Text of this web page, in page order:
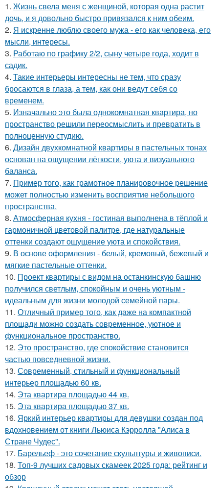
1. Жизнь свела меня с женщиной, которая одна растит
дочь, и я довольно быстро привязался к ним обеим.
2. Я искренне люблю своего мужа - его как человека, его
мысли, интересы.
3. Работаю по графику 2/2, сыну четыре года, ходит в
садик.
4. Такие интерьеры интересны не тем, что сразу
бросаются в глаза, а тем, как они ведут себя со
временем.
5. Изначально это была однокомнатная квартира, но
пространство решили переосмыслить и превратить в
полноценную студию.
6. Дизайн двухкомнатной квартиры в пастельных тонах
основан на ощущении лёгкости, уюта и визуального
баланса.
7. Пример того, как грамотное планировочное решение
может полностью изменить восприятие небольшого
пространства.
8. Атмосферная кухня - гостиная выполнена в тёплой и
гармоничной цветовой палитре, где натуральные
оттенки создают ощущение уюта и спокойствия.
9. В основе оформления - белый, кремовый, бежевый и
мягкие пастельные оттенки.
10. Проект квартиры с видом на останкинскую башню
получился светлым, спокойным и очень уютным -
идеальным для жизни молодой семейной пары.
11. Отличный пример того, как даже на компактной
площади можно создать современное, уютное и
функциональное пространство.
12. Это пространство, где спокойствие становится
частью повседневной жизни.
13. Современный, стильный и функциональный
интерьер площадью 60 кв.
14. Эта квартира площадью 44 кв.
15. Эта квартира площадью 37 кв.
16. Яркий интерьер квартиры для девушки создан под
вдохновением от книги Льюиса Кэрролла "Алиса в
Стране Чудес".
17. Барельеф - это сочетание скульптуры и живописи.
18. Топ-9 лучших садовых скамеек 2025 года: рейтинг и
обзор